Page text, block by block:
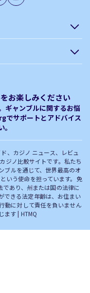
プリンコとは？
ンカジノボーナス
お楽しみください
ギャンブルに関するお悩
サポートとアドバイス
、カジノ ニュース、レビュ
ジノ比較サイトです。私たち
ブルを通じて、世界最高のオ
いう使命を担っています。免
あり、州または国の法律に
できる法定年齢は、お住まい
動に対して責任を負いません
ます | HTMQ